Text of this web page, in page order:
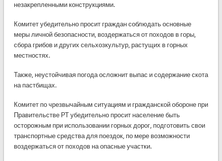
незакрепленными конструкциями.
Комитет убедительно просит граждан соблюдать основные
меры личной безопасности, воздержаться от походов в горы,
сбора грибов и других сельхозкультур, растущих в горных
местностях.
Также, неустойчивая погода осложнит выпас и содержание скота
на пастбищах.
Комитет по чрезвычайным ситуациям и гражданской обороне при
Правительстве РТ убедительно просит население быть
осторожным при использовании горных дорог, подготовить свои
транспортные средства для поездок, по мере возможности
воздержаться от походов на опасные участки.